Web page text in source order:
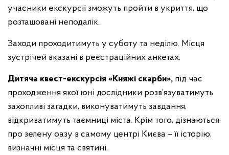
учасники екскурсії зможуть пройти в укриття, що
розташовані неподалік.
Заходи проходитимуть у суботу та неділю. Місця
зустрічей вказані в реєстраційних анкетах.
Дитяча квест-екскурсія «Княжі скарби», під час
проходження якої юні дослідники розв’язуватимуть
захопливі загадки, виконуватимуть завдання,
відкриватимуть таємниці міста. Крім того, дізнаються
про зелену оазу в самому центрі Києва – її історію,
визначні місця та святині.